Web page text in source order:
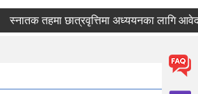
स्नातक तहमा छात्रवृत्तिमा अध्ययनका लागि आवेदन